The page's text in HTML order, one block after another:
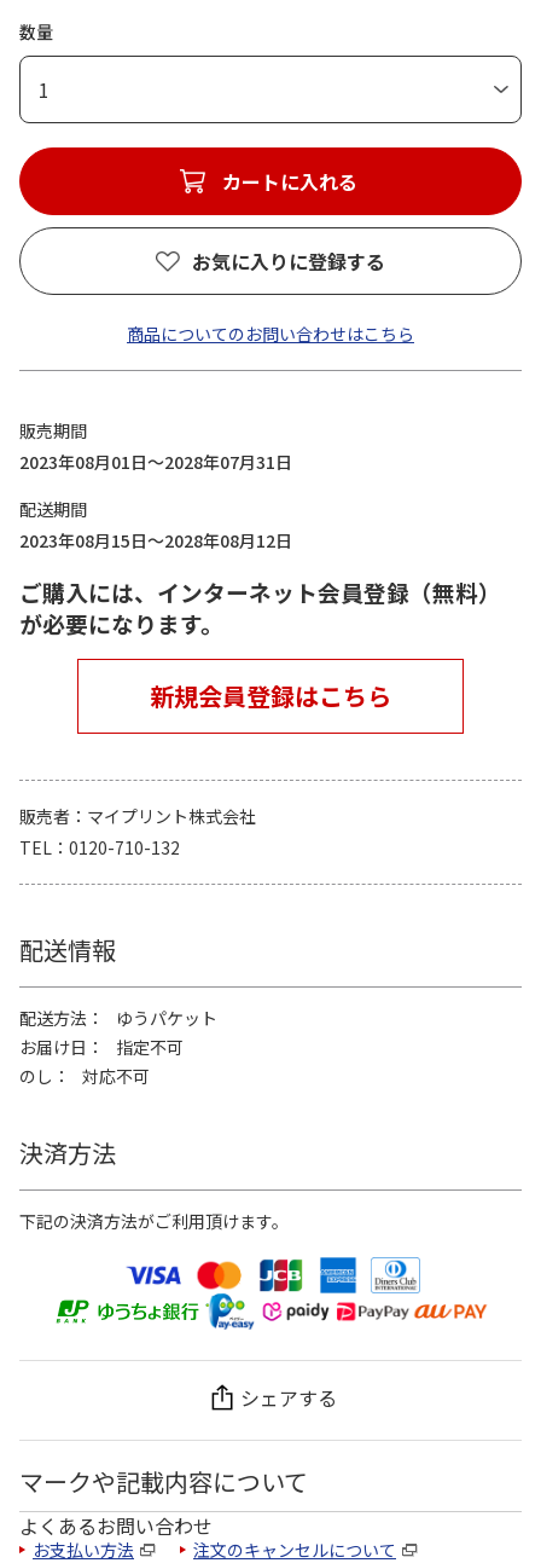
数量
1
カートに入れる
お気に入りに登録する
商品についてのお問い合わせはこちら
販売期間
2023年08月01日～2028年07月31日
配送期間
2023年08月15日～2028年08月12日
ご購入には、インターネット会員登録（無料）
が必要になります。
新規会員登録はこちら
販売者
マイプリント株式会社
TEL
0120-710-132
配送情報
配送方法
ゆうパケット
お届け日
指定不可
のし
対応不可
決済方法
下記の決済方法がご利用頂けます。
シェアする
マークや記載内容について
よくあるお問い合わせ
お支払い方法 注文のキャンセルについて